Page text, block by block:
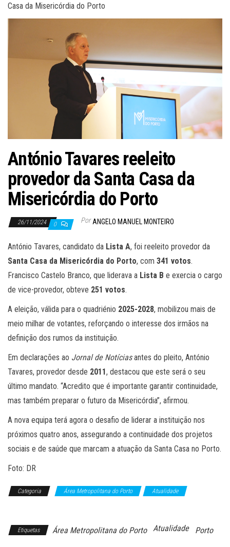
Casa da Misericórdia do Porto
António Tavares reeleito
provedor da Santa Casa da
Misericórdia do Porto
26/11/2024 0 Por ANGELO MANUEL MONTEIRO
António Tavares, candidato da Lista A, foi reeleito provedor da
Santa Casa da Misericórdia do Porto, com 341 votos.
Francisco Castelo Branco, que liderava a Lista B e exercia o cargo
de vice-provedor, obteve 251 votos.
A eleição, válida para o quadriénio 2025-2028, mobilizou mais de
meio milhar de votantes, reforçando o interesse dos irmãos na
definição dos rumos da instituição.
Em declarações ao Jornal de Notíciasantes do pleito, António
Tavares, provedor desde 2011, destacou que este será o seu
último mandato. “Acredito que é importante garantir continuidade,
mas também preparar o futuro da Misericórdia”, afirmou.
A nova equipa terá agora o desafio de liderar a instituição nos
próximos quatro anos, assegurando a continuidade dos projetos
sociais e de saúde que marcam a atuação da Santa Casa no Porto.
Foto: DR
Categoria Área Metropolitana do Porto
Atualidade
Etiquetas Área Metropolitana do Porto Atualidade Porto